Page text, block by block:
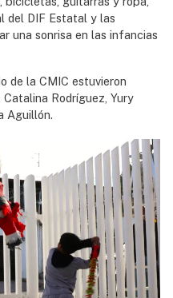
del DIF Estatal y las
una sonrisa en las infancias
de la CMIC estuvieron
Rodríguez, Yury
Aguillón.